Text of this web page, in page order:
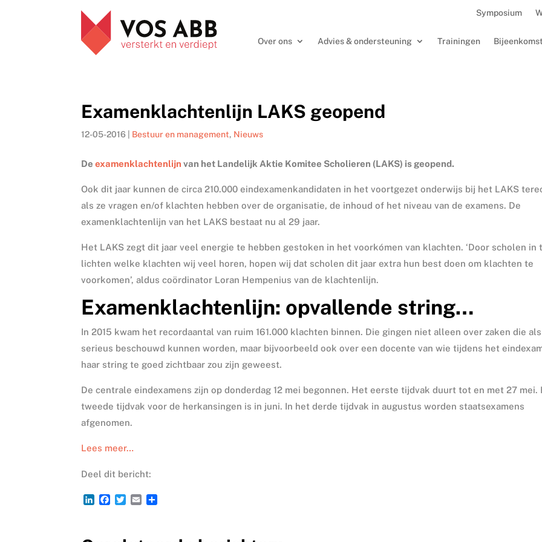
Symposium
Over ons Advies & ondersteuning Trainingen
Examenklachtenlijn LAKS geopend
12-05-2016 Bestuur en management, Nieuws
Deexamenklachtenlijn van het Landelijk Aktie Komitee Scholieren (LAKS) is geopend.
Ook dit jaar kunnen de circa 210.000 eindexamenkandidaten in het voortgezet onderwijs bij het LAKS
als ze vragen en/of klachten hebben over de organisatie, de inhoud of het niveau van de examens. De
examenklachtenlijn van het LAKS bestaat nu al 29 jaar.
Het LAKS zegt dit jaar veel energie te hebben gestoken in het voorkómen van klachten. ‘Door scholen in
lichten welke klachten wij veel horen, hopen wij dat scholen dit jaar extra hun best doen om klachten te
voorkomen’, aldus coördinator Loran Hempenius van de klachtenlijn.
Examenklachtenlijn: opvallende string…
In 2015 kwam het recordaantal van ruim 161.000 klachten binnen. Die gingen niet alleen over zaken die als
serieus beschouwd kunnen worden, maar bijvoorbeeld ook over een docente van wie tijdens het
haar string te goed zichtbaar zou zijn geweest.
De centrale eindexamens zijn op donderdag 12 mei begonnen. Het eerste tijdvak duurt tot en met 27 mei.
tweede tijdvak voor de herkansingen is in juni. In het derde tijdvak in augustus worden staatsexamens
afgenomen.
Lees meer…
Deel dit bericht:
L
F
T
E